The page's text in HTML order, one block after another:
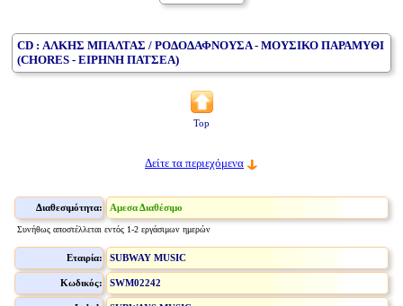
CD : ΑΛΚΗΣ ΜΠΑΛΤΑΣ / ΡΟΔΟΔΑΦΝΟΥΣΑ - ΜΟΥΣΙΚΟ ΠΑΡΑΜΥΘΙ
(CHORES - ΕΙΡΗΝΗ ΠΑΤΣΕΑ)
Top
Δείτε τα περιεχόμενα
Διαθεσιμότητα: Αμεσα Διαθέσιμο
Συνήθως αποστέλλεται εντός 1-2 εργάσιμων ημερών
Εταιρία: SUBWAY MUSIC
Κωδικός: SWM02242